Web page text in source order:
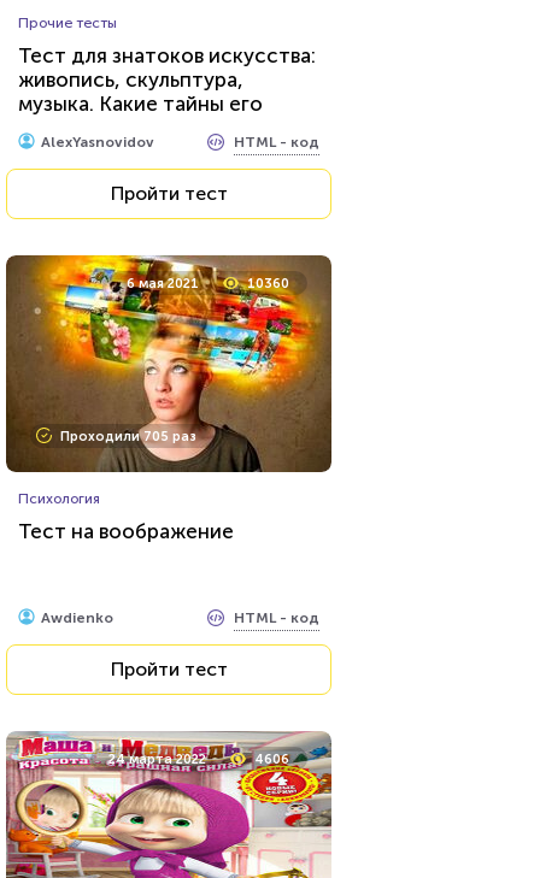
Прочие тесты
Тест для знатоков искусства:
живопись, скульптура,
музыка. Какие тайны его
великих творцов вам
известны?
AlexYasnovidov HTML - код
Пройти тест
6 мая 2021 10360
Проходили 705 раз
Психология
Тест на воображение
Awdienko HTML - код
Пройти тест
24 марта 2022 4606